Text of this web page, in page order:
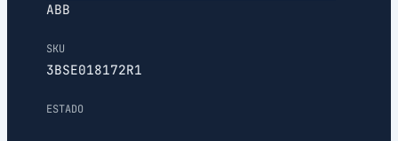
ABB
SKU
3BSE018172R1
ESTADO